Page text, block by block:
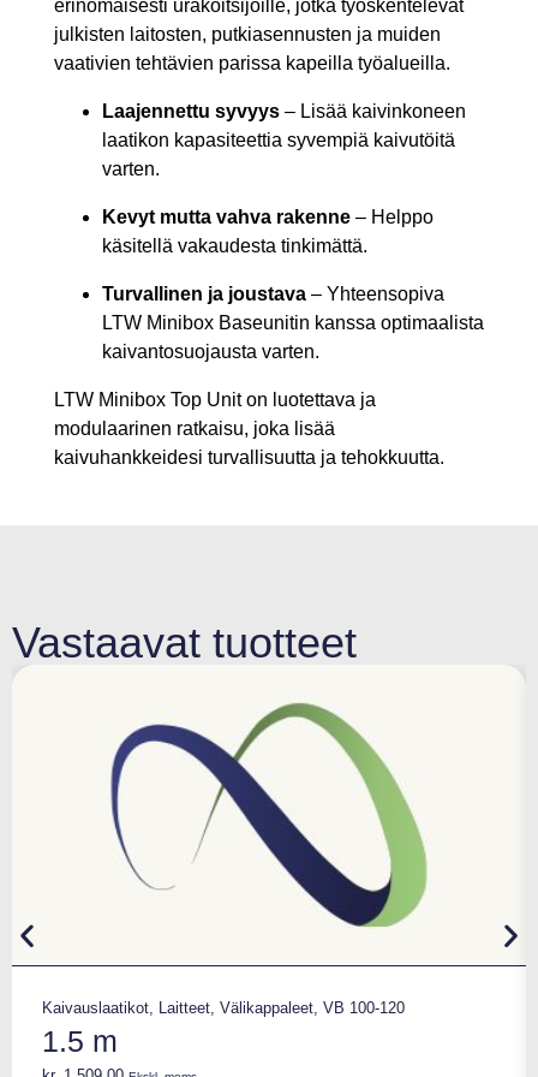
erinomaisesti urakoitsijoille, jotka työskentelevät
julkisten laitosten, putkiasennusten ja muiden
vaativien tehtävien parissa kapeilla työalueilla.
Laajennettu syvyys – Lisää kaivinkoneen
laatikon kapasiteettia syvempiä kaivutöitä
varten.
Kevyt mutta vahva rakenne – Helppo
käsitellä vakaudesta tinkimättä.
Turvallinen ja joustava – Yhteensopiva
LTW Minibox Baseunitin kanssa optimaalista
kaivantosuojausta varten.
LTW Minibox Top Unit on luotettava ja
modulaarinen ratkaisu, joka lisää
kaivuhankkeidesi turvallisuutta ja tehokkuutta.
Vastaavat tuotteet
Kaivauslaatikot, Laitteet, Välikappaleet, VB 100-120
1.5 m